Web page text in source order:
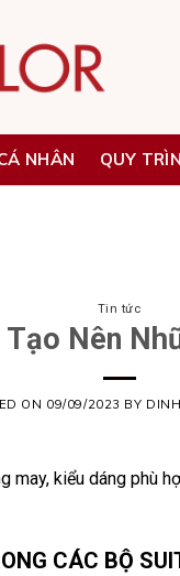
NHÂN QUY
Tin tức
Nên
ON 09/09/2023 BY
kiểu dáng phù
CÁC BỘ